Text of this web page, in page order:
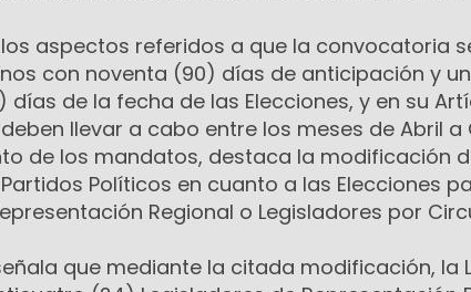
aspectos referidos a que la convocatoria
con noventa (90) días de anticipación y
días de la fecha de las Elecciones, y en su
llevar a cabo entre los meses de Abril a
de los mandatos, destaca la modificación
Políticos en cuanto a las Elecciones
Regional o Legisladores por
que mediante la citada modificación, la